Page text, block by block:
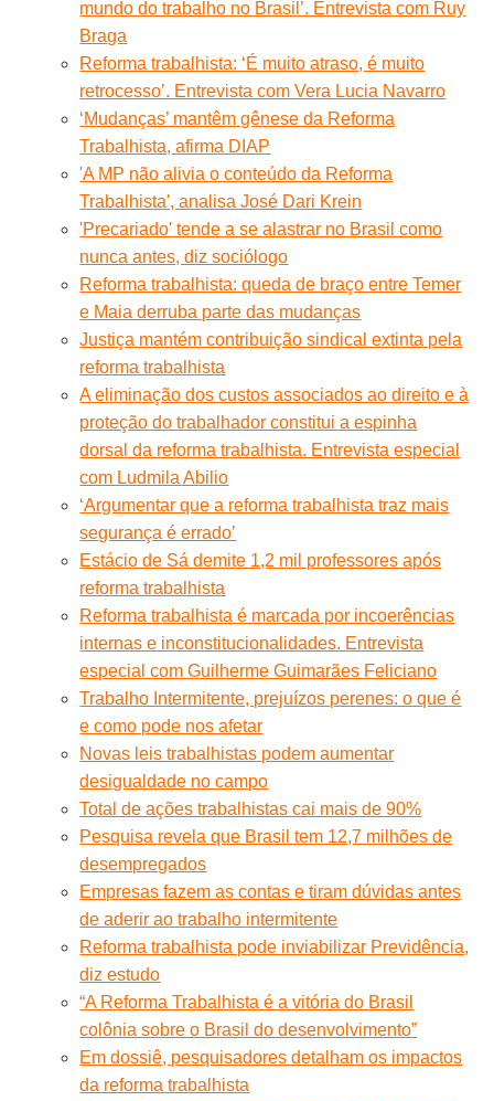
mundo do trabalho no Brasil’. Entrevista com Ruy
Braga
Reforma trabalhista: ‘É muito atraso, é muito
retrocesso’. Entrevista com Vera Lucia Navarro
‘Mudanças’ mantêm gênese da Reforma
Trabalhista, afirma DIAP
'A MP não alivia o conteúdo da Reforma
Trabalhista', analisa José Dari Krein
'Precariado' tende a se alastrar no Brasil como
nunca antes, diz sociólogo
Reforma trabalhista: queda de braço entre Temer
e Maia derruba parte das mudanças
Justiça mantém contribuição sindical extinta pela
reforma trabalhista
A eliminação dos custos associados ao direito e à
proteção do trabalhador constitui a espinha
dorsal da reforma trabalhista. Entrevista especial
com Ludmila Abilio
‘Argumentar que a reforma trabalhista traz mais
segurança é errado’
Estácio de Sá demite 1,2 mil professores após
reforma trabalhista
Reforma trabalhista é marcada por incoerências
internas e inconstitucionalidades. Entrevista
especial com Guilherme Guimarães Feliciano
Trabalho Intermitente, prejuízos perenes: o que é
e como pode nos afetar
Novas leis trabalhistas podem aumentar
desigualdade no campo
Total de ações trabalhistas cai mais de 90%
Pesquisa revela que Brasil tem 12,7 milhões de
desempregados
Empresas fazem as contas e tiram dúvidas antes
de aderir ao trabalho intermitente
Reforma trabalhista pode inviabilizar Previdência,
diz estudo
“A Reforma Trabalhista é a vitória do Brasil
colônia sobre o Brasil do desenvolvimento”
Em dossiê, pesquisadores detalham os impactos
da reforma trabalhista